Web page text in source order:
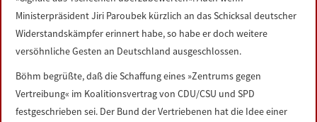
Ministerpräsident Jiri Paroubek kürzlich an das Schicksal deutscher
Widerstandskämpfer erinnert habe, so habe er doch weitere
versöhnliche Gesten an Deutschland ausgeschlossen.
Böhm begrüßte, daß die Schaffung eines »Zentrums gegen
Vertreibung« im Koalitionsvertrag von CDU/CSU und SPD
festgeschrieben sei. Der Bund der Vertriebenen hat die Idee einer